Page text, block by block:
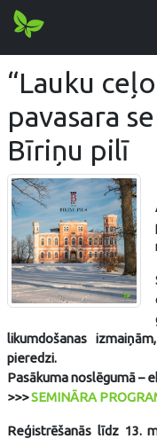
“Lauku
pavasara
Bīriņu pilī
likumdošanas
pieredzi.
Pasākuma noslēgumā –
>>>SEMINĀRA
Reģistrēšanās līdz 13.